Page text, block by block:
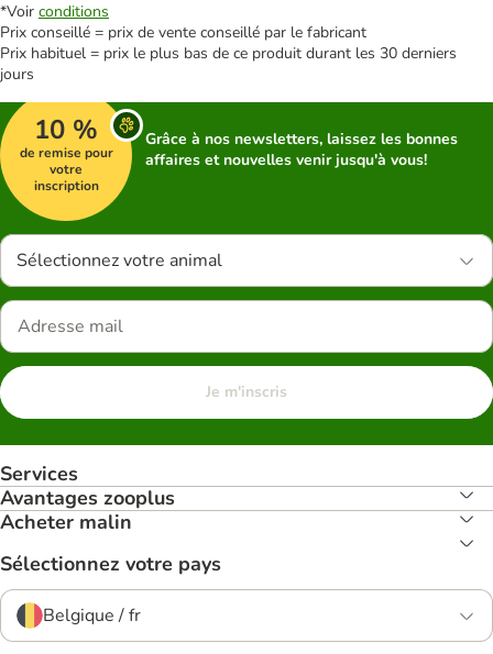
*Voir conditions
Prix conseillé = prix de vente conseillé par le fabricant
Prix habituel = prix le plus bas de ce produit durant les 30 derniers
jours
10 %
de remise pour
votre
inscription
Grâce à nos newsletters, laissez les bonnes
affaires et nouvelles venir jusqu'à vous!
Sélectionnez votre animal
Je m'inscris
Services
Avantages zooplus
Acheter malin
Sélectionnez votre pays
Belgique / fr